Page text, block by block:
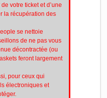
votre ticket et d’une
la récupération des
se nettoie
de ne pas vous
décontractée (ou
feront largement
pour ceux qui
électroniques et